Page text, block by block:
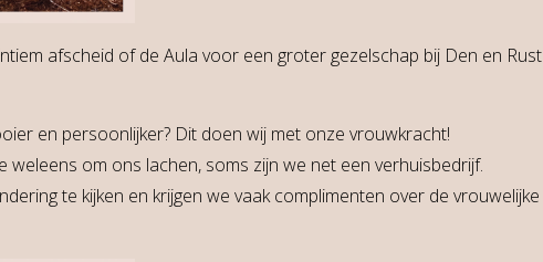
afscheid of de Aula voor een groter gezelschap bij Den en Rust
en persoonlijker? Dit doen wij met onze vrouwkracht!
om ons lachen, soms zijn we net een verhuisbedrijf.
te kijken en krijgen we vaak complimenten over de vrouwelijke